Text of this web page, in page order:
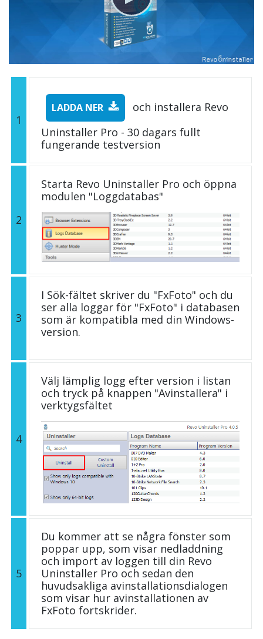
1
LADDA NER
och installera Revo
Uninstaller Pro - 30 dagars fullt
fungerande testversion
2
Starta Revo Uninstaller Pro och öppna
modulen "Loggdatabas"
3
I Sök-fältet skriver du "FxFoto" och du
ser alla loggar för "FxFoto" i databasen
som är kompatibla med din Windows-
version.
4
Välj lämplig logg efter version i listan
och tryck på knappen "Avinstallera" i
verktygsfältet
5
Du kommer att se några fönster som
poppar upp, som visar nedladdning
och import av loggen till din Revo
Uninstaller Pro och sedan den
huvudsakliga avinstallationsdialogen
som visar hur avinstallationen av
FxFoto fortskrider.